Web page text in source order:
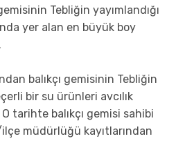
Tebliğin yayımlandığı
yer alan en büyük boy
balıkçı gemisinin Tebliğin
bir su ürünleri avcılık
tarihte balıkçı gemisi sahibi
müdürlüğü kayıtlarından